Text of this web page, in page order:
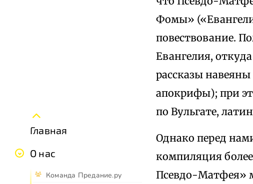
Главная
О нас
Команда Предание.ру
Фомы»
повествование.
Евангелия,
рассказы
апокрифы); при
по Вульгате,
Однако перед
компиляция
Псевдо-Матфея»